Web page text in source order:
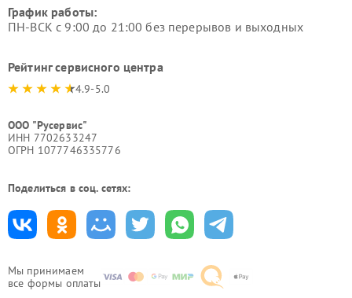
Мы принимаем
все формы оплаты
График работы:
ПН-ВСК с 9:00 до 21:00 без перерывов и выходных
Рейтинг сервисного центра
4.9-5.0
ООО "Русервис"
ИНН 7702633247
ОГРН 1077746335776
Поделиться в соц. сетях: